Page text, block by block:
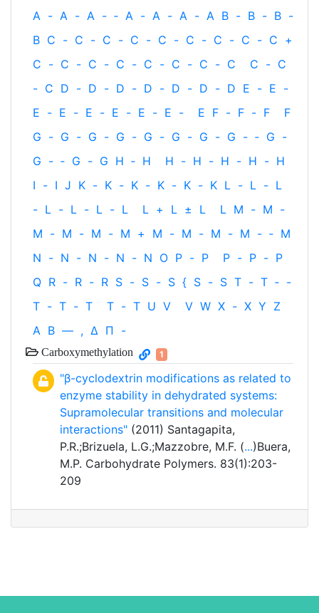
A - A - A - ‐ A - A - A - A B - B - B -
B C - C - C - C - C - C - C - C - C +
C - C - C - C - C - C - C - C C - C
- C D - D - D - D - D - D - D E - E -
E - E - E - E - E - E - E F - F - F
F
G - G - G - G - G - G - G - G - ‐ G -
G - ‐ G - G H ‐ H H - H - H - H - H
I - I J K - K - K - K - K - K L - L - L
- L - L - L - L L + L ± L L M - M -
M - M - M - M + M - M - M - M - ‐ M
N - N - N - N - N O P - P P - P - P
Q R - R - R S - S - S { S - S T - T ‐ -
T - T - T T - T U V V W X - X Y Z
Α Β — , Δ Π -
Carboxymethylation 1
"β-cyclodextrin modifications as related to
enzyme stability in dehydrated systems:
Supramolecular transitions and molecular
interactions" (2011) Santagapita,
P.R.;Brizuela, L.G.;Mazzobre, M.F. (...)Buera,
M.P. Carbohydrate Polymers. 83(1):203-
209